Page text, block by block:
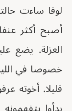
لوقا ساءت
أصبح أكثر
العزلة. يضع
خصوصا في
قليلا. أخوته